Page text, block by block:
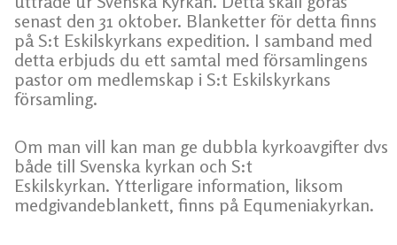
senast den 31 oktober. Blanketter för detta finns
på S:t Eskilskyrkans expedition. I samband med
detta erbjuds du ett samtal med församlingens
pastor om medlemskap i S:t Eskilskyrkans
församling.
Om man vill kan man ge dubbla kyrkoavgifter dvs
både till Svenska kyrkan och S:t
Eskilskyrkan. Ytterligare information, liksom
medgivandeblankett, finns på Equmeniakyrkan.